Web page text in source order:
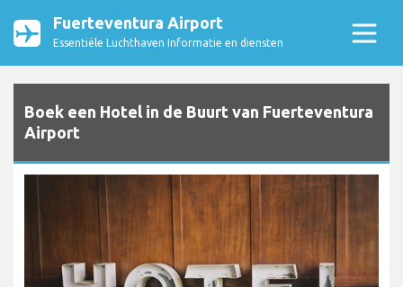
Fuerteventura Airport
Essentiële Luchthaven Informatie en diensten
Boek een Hotel in de Buurt van Fuerteventura
Airport